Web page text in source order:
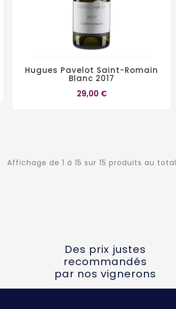
Hugues Pavelot Saint-Romain
Blanc 2017
29,00 €
Affichage de 1 à 15 sur 15 produits au total
Des prix justes
recommandés
par nos vignerons